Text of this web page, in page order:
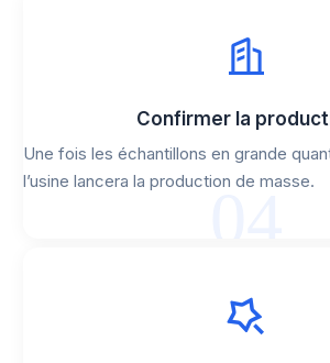
Confirmer la
Une fois les échantillons en grande
l’usine lancera la production de masse.